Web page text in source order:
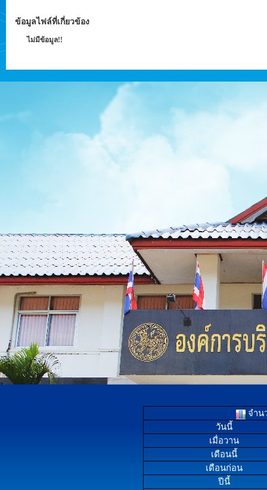
ข้อมูลไฟล์ที่เกี่ยวข้อง
ไม่มีข้อมูล!!
จำน
วันนี้
เมื่อวาน
เดือนนี้
เดือนก่อน
ปีนี้